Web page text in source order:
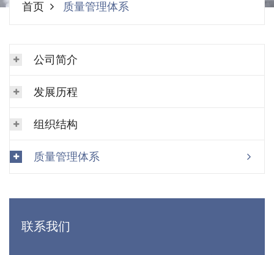
首页 质量管理体系
公司简介
发展历程
组织结构
质量管理体系
联系我们